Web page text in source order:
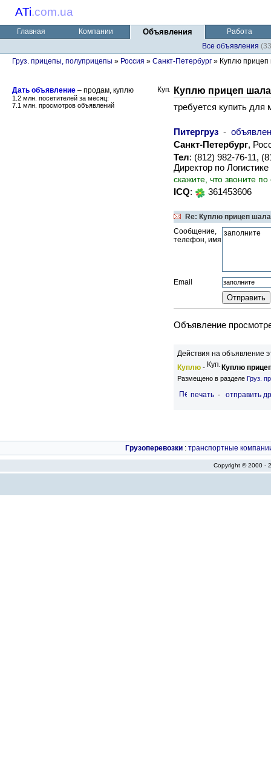
ATi.com.ua
Главная Компании Объявления
Работа
Все объявления
Груз. прицепы, полуприцепы » Россия » Санкт-Петербург » Куплю прицеп
Дать объявление – продам, куплю
1.2 млн. посетителей за месяц:
7.1 млн. просмотров объявлений
Куплю прицеп
требуется купить для
Питергруз -
Санкт-Петербург,
Тел: (812) 982-76-11,
Директор по Логистике
скажите, что звоните
ICQ: 361453606
Re: Куплю прицеп
Сообщение,
телефон, имя
Email
Объявление
Действия на объявление
Куплю - Куплю
Размещено в разделе Груз.
печать - отправить
Грузоперевозки : транспортные
Copyright © 2000 -